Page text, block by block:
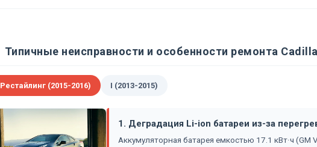
Типичные неисправности и особенности ремонта
(2015-2016) I (2013-2015)
1. Деградация Li-ion батареи из-за
Аккумуляторная батарея емкостью 17.1 кВт·ч (GM